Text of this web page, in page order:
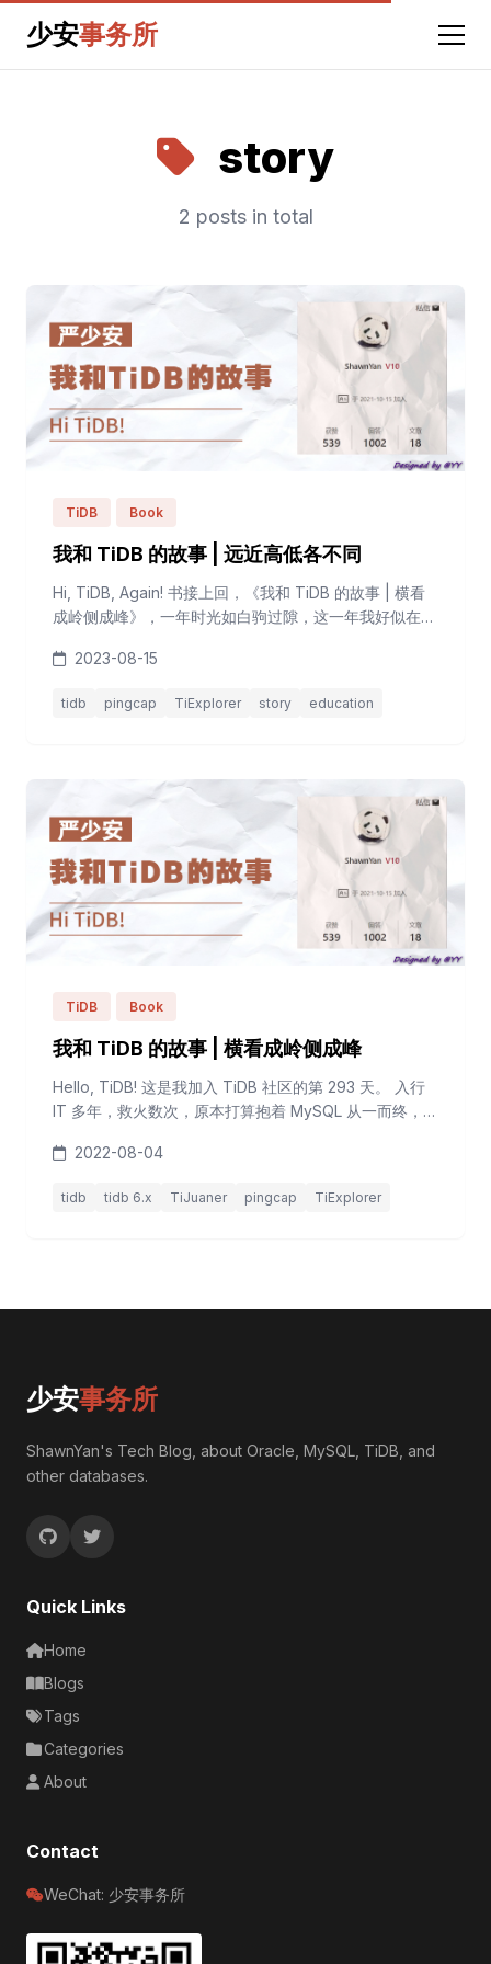
少安事务所
story
2 posts in total
TiDB Book
我和 TiDB 的故事 | 远近高低各不同
Hi, TiDB, Again! 书接上回，《我和 TiDB 的故事 | 横看
成岭侧成峰》，一年时光如白驹过隙，这一年我好似在
有在关注使用。当然，数据是造不了假的，看热力图就知
也还没达到连续签到 100 天的小目标。 TiExplorer
2023-08-15
tidb pingcap TiExplorer story education
TiDB Book
我和 TiDB 的故事 | 横看成岭侧成峰
Hello, TiDB! 这是我加入 TiDB 社区的第 293 天。 入行
IT 多年，救火数次，原本打算抱着 MySQL 从一而终，却
来，DBA 也应与时俱进，从石器时代走向更先进、更开
TiDB。 TiDB 是创业即开源的真国产开源数据库，刚接触
2022-08-04
tidb tidb 6.x TiJuaner pingcap TiExplorer
少安事务所
ShawnYan's Tech Blog, about Oracle, MySQL, TiDB, and
other databases.
Quick Links
Home
Blogs
Tags
Categories
About
Contact
WeChat: 少安事务所